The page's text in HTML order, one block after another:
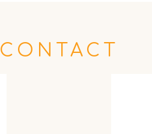
CONTACT